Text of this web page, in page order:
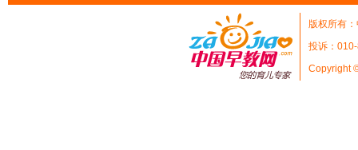
版权所有
投诉：
Copyright